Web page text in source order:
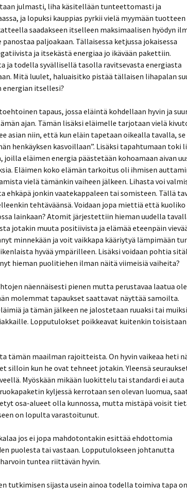
julmasti, liha käsitellään tunteettomasti ja
ja lopuksi kauppias pyrkii vielä myymään tuotteen
saadakseen itselleen maksimaalisen hyödyn
paljoakaan. Tällaisessa ketjussa jokaisessa
ja itsekästä energiaa jo ikävään pakettiin.
ja todella syvällisellä tasolla ravitsevasta energiasta
Mitä luulet, haluaisitko pistää tällaisen lihapalan
energian itsellesi?
tapaus, jossa eläintä kohdellaan hyvin ja
ajan. Tämän lisäksi eläimelle tarjotaan vielä
asian niin, että kun eläin tapetaan oikealla tavalla, se
henkäyksen kasvoillaan”. Lisäksi tapahtumaan toki
eläimen energia päästetään kohoamaan aivan
Eläimen koko elämän tarkoitus oli ihmisen
vielä tämänkin vaiheen jälkeen. Lihasta voi
ehkäpä jonkin vaatekappaleen tai somisteen. Tällä
tehtäväänsä. Voidaan jopa miettiä että kuoliko
lainkaan? Atomit järjestettiin hieman uudella
jotakin muuta positiivista ja elämää eteenpäin
minnekään ja voit vaikkapa kääriytyä lämpimään
hyvää ympärilleen. Lisäksi voidaan pohtia
hieman puolitiehen ilman näitä viimeisiä vaiheita?
näennäisesti pienen mutta perustavaa laatua
molemmat tapaukset saattavat näyttää samoilta.
ja tämän jälkeen ne jalostetaan ruuaksi tai muiksi
Lopputulokset poikkeavat kuitenkin toisistaan
tämän maailman rajoitteista. On hyvin vaikeaa heti
silloin kun he ovat tehneet jotakin. Yleensä
Myöskään mikään luokittelu tai standardi ei auta
kyljessä kerrotaan sen olevan luomua,
osa-alueet olla kunnossa, mutta mistäpä voisit
on lopulta varastoitunut.
jos ei jopa mahdotontakin esittää ehdottomia
puolesta tai vastaan. Lopputulokseen johtanutta
tuntea riittävän hyvin.
tutkimisen sijasta usein ainoa todella toimiva tapa